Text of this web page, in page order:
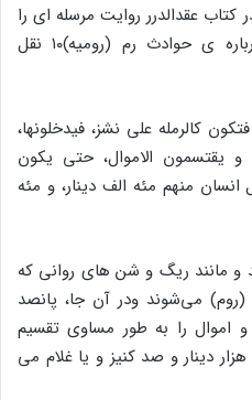
عقدالدرر روایت مرسله ای را
از امیرالمومنین (علیه السلام) درباره ی حوادث رم (رومیه)۱۰ نقل
کالرمله علی نشز، فیدخلونها،
و یقتسمون الاموال، حتی یکون
منهم مئه الف دینار، و مئه
و مانند ریگ و شن های روانی که
(روم) می‌شوند ودر آن جا، پانصد
اموال را به طور مساوی تقسیم
دینار و صد کنیز و یا غلام می